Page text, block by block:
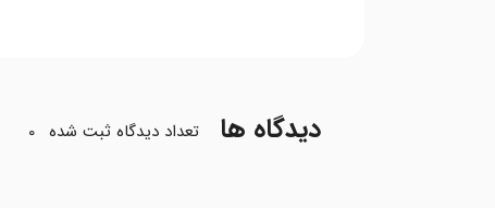
دیدگاه ها تعداد دیدگاه ثبت شده 0